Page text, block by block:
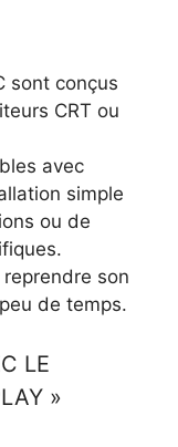
sont conçus
CRT ou
avec
simple
ou de
son
de temps.
LE
»